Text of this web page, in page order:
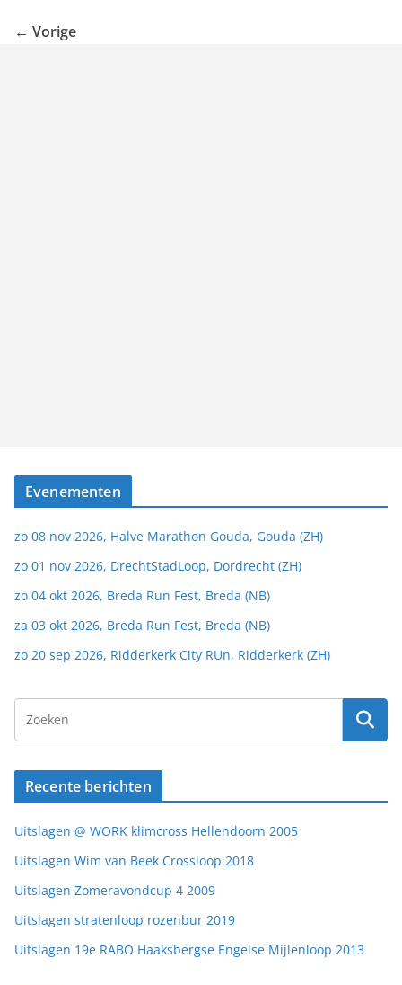
← Vorige
Evenementen
zo 08 nov 2026, Halve Marathon Gouda, Gouda (ZH)
zo 01 nov 2026, DrechtStadLoop, Dordrecht (ZH)
zo 04 okt 2026, Breda Run Fest, Breda (NB)
za 03 okt 2026, Breda Run Fest, Breda (NB)
zo 20 sep 2026, Ridderkerk City RUn, Ridderkerk (ZH)
Recente berichten
Uitslagen @ WORK klimcross Hellendoorn 2005
Uitslagen Wim van Beek Crossloop 2018
Uitslagen Zomeravondcup 4 2009
Uitslagen stratenloop rozenbur 2019
Uitslagen 19e RABO Haaksbergse Engelse Mijlenloop 2013